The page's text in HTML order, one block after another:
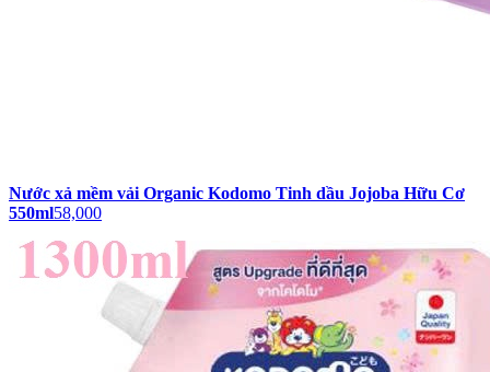
Nước xả mềm vải Organic Kodomo Tinh dầu Jojoba Hữu Cơ
550ml58,000